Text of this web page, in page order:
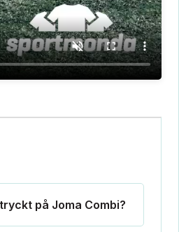
på Joma Combi?